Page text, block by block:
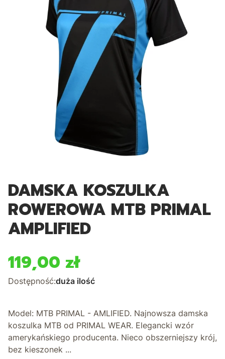
DAMSKA KOSZULKA
ROWEROWA MTB PRIMAL
AMPLIFIED
Cena
119,00 zł
Dostępność:duża ilość
Model: MTB PRIMAL - AMLIFIED. Najnowsza damska
koszulka MTB od PRIMAL WEAR. Elegancki wzór
amerykańskiego producenta. Nieco obszerniejszy krój,
bez kieszonek ...